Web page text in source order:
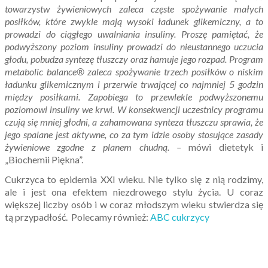
towarzystw żywieniowych zaleca częste spożywanie małych
posiłków, które zwykle mają wysoki ładunek glikemiczny, a to
prowadzi do ciągłego uwalniania insuliny. Proszę pamiętać, że
podwyższony poziom insuliny prowadzi do nieustannego uczucia
głodu, pobudza syntezę tłuszczy oraz hamuje jego rozpad. Program
metabolic balance® zaleca spożywanie trzech posiłków o niskim
ładunku glikemicznym i przerwie trwającej co najmniej 5 godzin
między posiłkami. Zapobiega to przewlekle podwyższonemu
poziomowi insuliny we krwi. W konsekwencji uczestnicy programu
czują się mniej głodni, a zahamowana synteza tłuszczu sprawia, że
jego spalane jest aktywne, co za tym idzie osoby stosujące zasady
żywieniowe zgodne z planem chudną. –mówi dietetyk i
„Biochemii Piękna”.
Cukrzyca to epidemia XXI wieku. Nie tylko się z nią rodzimy,
ale i jest ona efektem niezdrowego stylu życia. U coraz
większej liczby osób i w coraz młodszym wieku stwierdza się
tą przypadłość. Polecamy również: ABC cukrzycy